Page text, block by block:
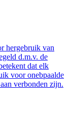
hergebruik van
d.m.v. de
dat elk
voor onebpaalde
verbonden zijn.